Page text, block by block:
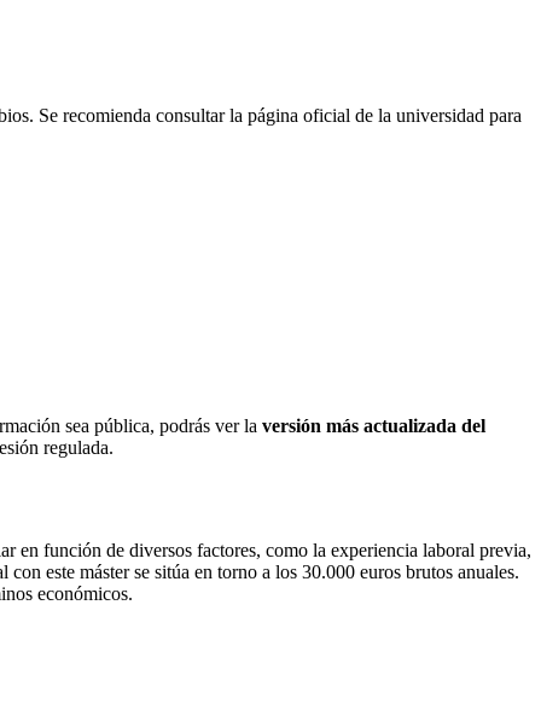
Se recomienda consultar la página oficial de la universidad para
sea pública, podrás ver la versión más actualizada del
regulada.
en función de diversos factores, como la experiencia laboral previa,
este máster se sitúa en torno a los 30.000 euros brutos anuales.
económicos.